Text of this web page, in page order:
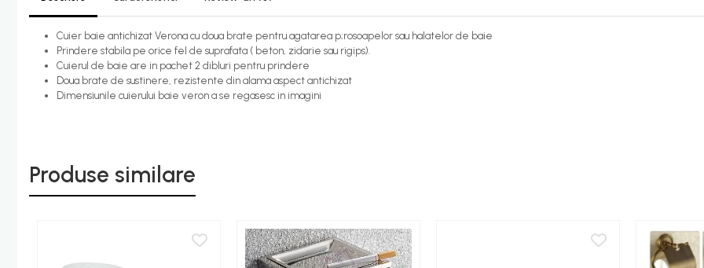
Uscatoare de maini
Uscatoare tip Hotel
Instalatii sanitare - termice
Robinet coltar
Organizare baie
Cuier baie antichizat Verona cu doua brate pentru agatarea p;rosoapelor sau halatelor de baie
Prindere stabila pe orice fel de suprafata ( beton, zidarie sau rigips).
Cuierul de baie are in pachet 2 dibluri pentru prindere
Doua brate de sustinere, rezistente din alama aspect antichizat
Dimensiunile cuierului baie veron a se regasesc in imagini
Produse similare